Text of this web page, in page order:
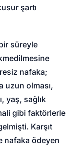
şartı
süreyle
nafaka;
uzun olması,
yaş, sağlık
gibi faktörlerle
Karşıt
nafaka ödeyen